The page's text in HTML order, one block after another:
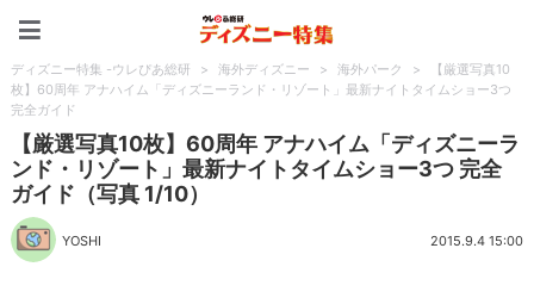
ディズニー特集 -ウレぴあ総研 > 海外ディズニー > 海外パーク >
【厳選写真10
枚】60周年 アナハイム「ディズニーランド・リゾート」最新ナイトタイムショー3つ
完全ガイド
【厳選写真10枚】60周年 アナハイム「ディズニーラ
ンド・リゾート」最新ナイトタイムショー3つ 完全
ガイド（写真 1/10）
YOSHI 2015.9.4 15:00